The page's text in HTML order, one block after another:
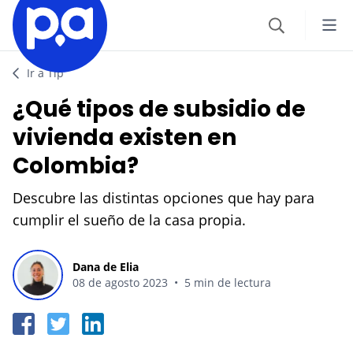
Seguros
VEHÍCULOS
Seguro Todo Riesgo
SOAT
Seguro Obligatorio de Accidentes de Tránsito
Seguro para Motos
VIAJES
Seguro de Viaje
Productos financieros
CRÉDITOS
Crédito Hipotecario
Credito de Consumo
TARJETAS
Blog
CATEGORÍAS
Autos
Viajes
Finanzas
IR AL CENTRO DE AYUDA
Ir a Tip
¿Qué tipos de subsidio de
vivienda existen en
Colombia?
Descubre las distintas opciones que hay para
cumplir el sueño de la casa propia.
Dana de Elia
08 de agosto 2023 • 5 min de lectura